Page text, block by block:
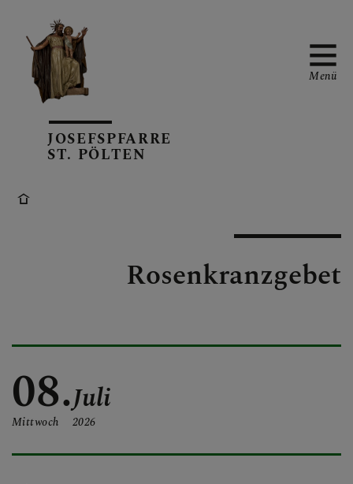
TERMINKALENDER
JOSEFSPFARRE
JOSEFSPFARRE
ST. PÖLTEN
Menü
Rosenkranzgebet
08.
Mittwoch
Juli
2026